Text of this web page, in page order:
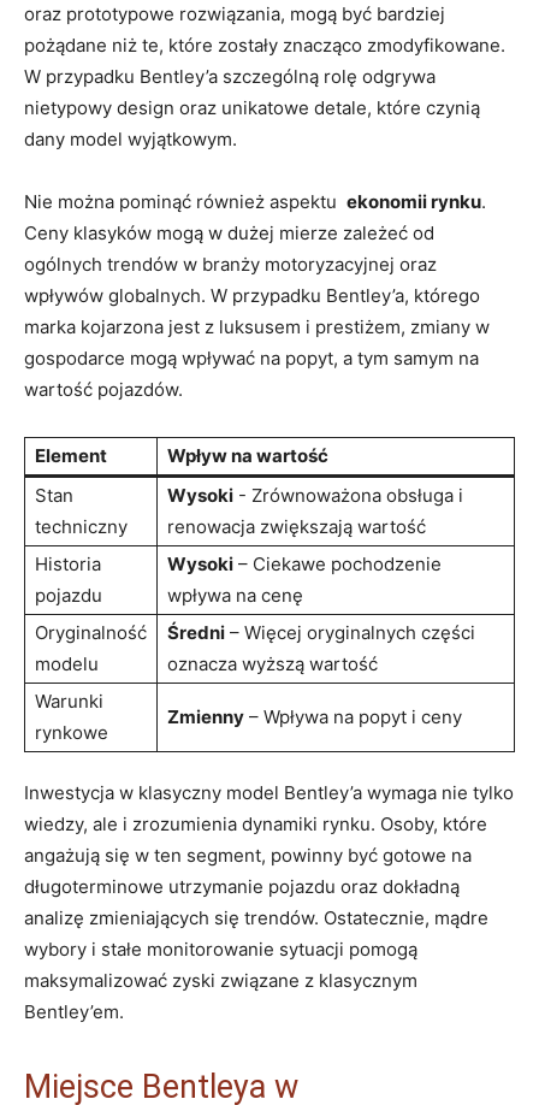
oraz prototypowe rozwiązania, mogą być bardziej​
pożądane niż te, które zostały znacząco zmodyfikowane.
W przypadku Bentley’a ⁣szczególną rolę odgrywa
nietypowy design oraz unikatowe detale, które‌ czynią
dany⁤ model wyjątkowym.
Nie można pominąć również aspektu ​ ekonomii ⁢rynku.
Ceny klasyków mogą w ⁣dużej mierze zależeć od
ogólnych trendów⁢ w branży‍ motoryzacyjnej ‌oraz
wpływów globalnych.⁤ W przypadku ⁤Bentley’a, którego
marka ‍kojarzona jest z luksusem i prestiżem, zmiany w
gospodarce ​mogą wpływać na popyt, a⁤ tym samym ⁣na
wartość pojazdów.
Element
Wpływ‌ na wartość
Stan
techniczny
Wysoki -‌ Zrównoważona obsługa i
renowacja zwiększają wartość
Historia ​
pojazdu
Wysoki – ‍Ciekawe pochodzenie
⁢wpływa na cenę
Oryginalność
modelu
Średni – Więcej oryginalnych części
oznacza wyższą wartość
Warunki
rynkowe
Zmienny – Wpływa na popyt⁢ i ceny
Inwestycja w klasyczny model​ Bentley’a wymaga ​nie tylko​
wiedzy, ale i zrozumienia dynamiki rynku. Osoby, które
angażują ⁣się w ten⁢ segment, powinny być ‌gotowe‌ na
długoterminowe utrzymanie pojazdu oraz‌ dokładną
⁣analizę zmieniających ⁢się trendów. Ostatecznie, mądre
wybory‍ i stałe monitorowanie sytuacji pomogą
maksymalizować⁣ zyski związane z klasycznym
Bentley’em.
Miejsce Bentleya w